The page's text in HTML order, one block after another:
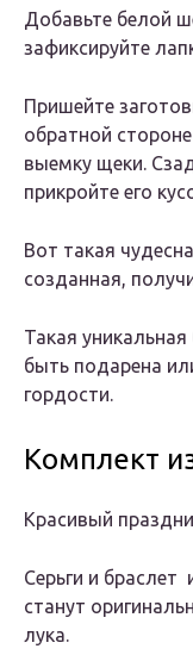
Добавьте белой
зафиксируйте
Пришейте
обратной
выемку щеки.
прикройте его
Вот такая
созданная,
Такая
быть подарена
гордости.
Комплект
Красивый
Серьги и браслет
станут
лука.